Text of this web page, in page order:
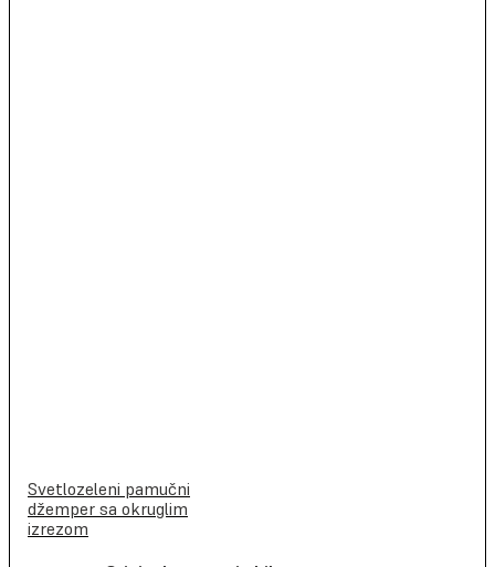
Svetlozeleni pamučni
džemper sa okruglim
izrezom